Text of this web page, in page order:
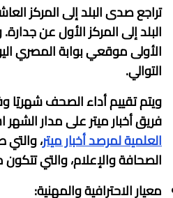
تراجع صدى البلد إلى المركز
البلد إلى المركز الأول عن
التوالي.
ويتم تقييم أداء الصحف شهريًا
فريق أخبار ميتر على مدار الشهر
العلمية لمرصد أخبار ميتر،
الصحافة والإعلام، والتي
معيار الاحترافية والمهنية: